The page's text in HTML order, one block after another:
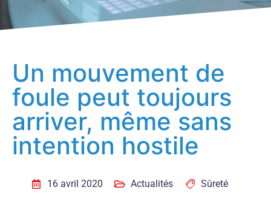
Un mouvement de
foule peut toujours
arriver, même sans
intention hostile
16 avril 2020 Actualités Sûreté